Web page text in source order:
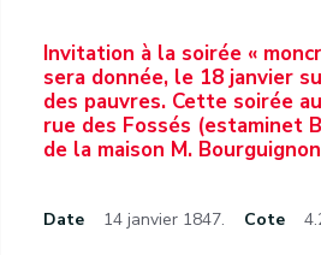
Invitation à la soirée «
sera donnée, le 18 janvier
des pauvres. Cette soirée
rue des Fossés (estaminet
de la maison M.
Date 14 janvier 1847. Cote